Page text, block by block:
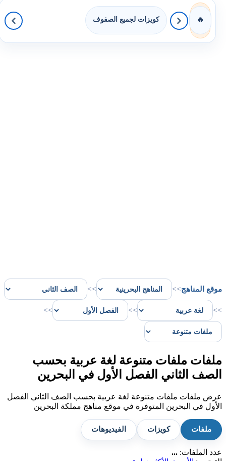
🔥 كويزات لجميع الصفوف
موقع المناهج>>
>>
>>
>>
>>
ملفات ملفات متنوعة لغة عربية بحسب
الصف الثاني الفصل الأول في البحرين
عرض ملفات ملفات متنوعة لغة عربية بحسب الصف الثاني الفصل
الأول في البحرين المتوفرة في موقع مناهج مملكة البحرين
ملفات كويزات الفيديوهات
عدد الملفات: ...